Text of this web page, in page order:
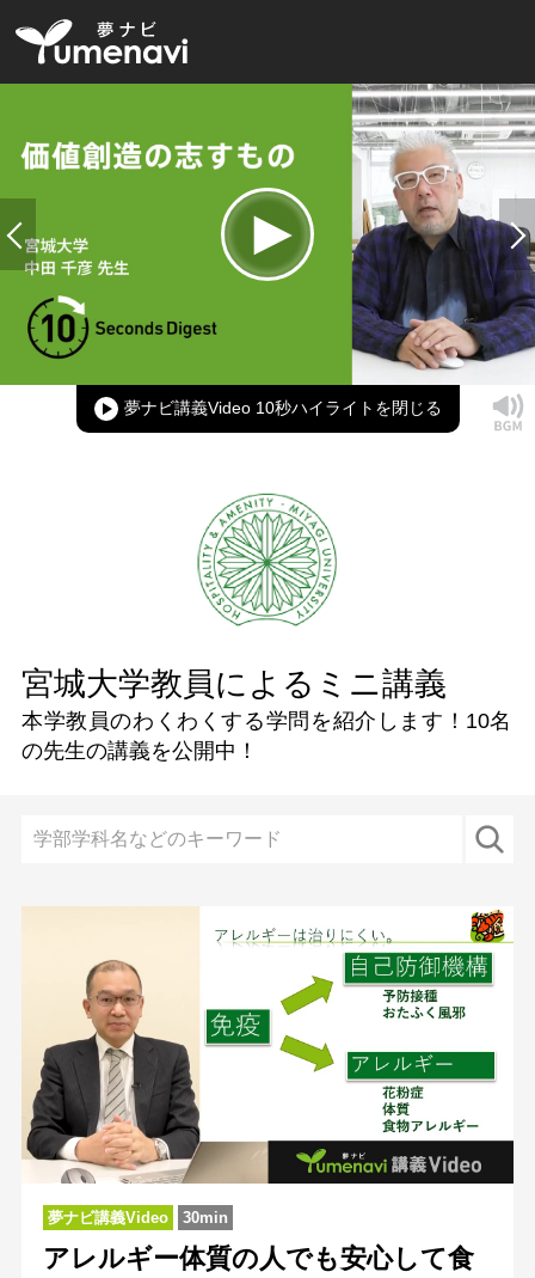
Time
Picture-
in-
Picture
夢ナビ講義Video 10秒ハイライト
宮城大学教員によるミニ講義
本学教員のわくわくする学問を紹介します！ 10名
の先生の講義を公開中！
夢ナビ講義Video 30min
アレルギー体質の人でも安心して食